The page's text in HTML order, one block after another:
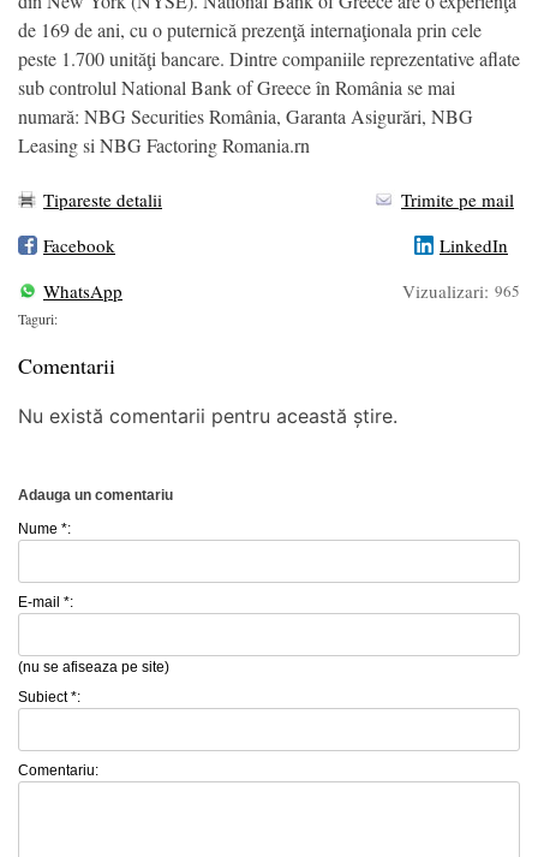
de 169 de ani, cu o puternică prezenţă internaţionala prin cele
peste 1.700 unităţi bancare. Dintre companiile reprezentative aflate
sub controlul National Bank of Greece în România se mai
numară: NBG Securities România, Garanta Asigurări, NBG
Leasing si NBG Factoring Romania.rn
Tipareste detalii
Trimite pe mail
Facebook
LinkedIn
WhatsApp
Vizualizari: 965
Taguri:
Comentarii
Nu există comentarii pentru această știre.
Adauga un comentariu
Nume *:
E-mail *:
(nu se afiseaza pe site)
Subiect *:
Comentariu: